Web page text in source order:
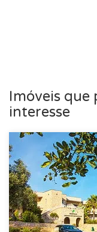
Imóveis que
interesse